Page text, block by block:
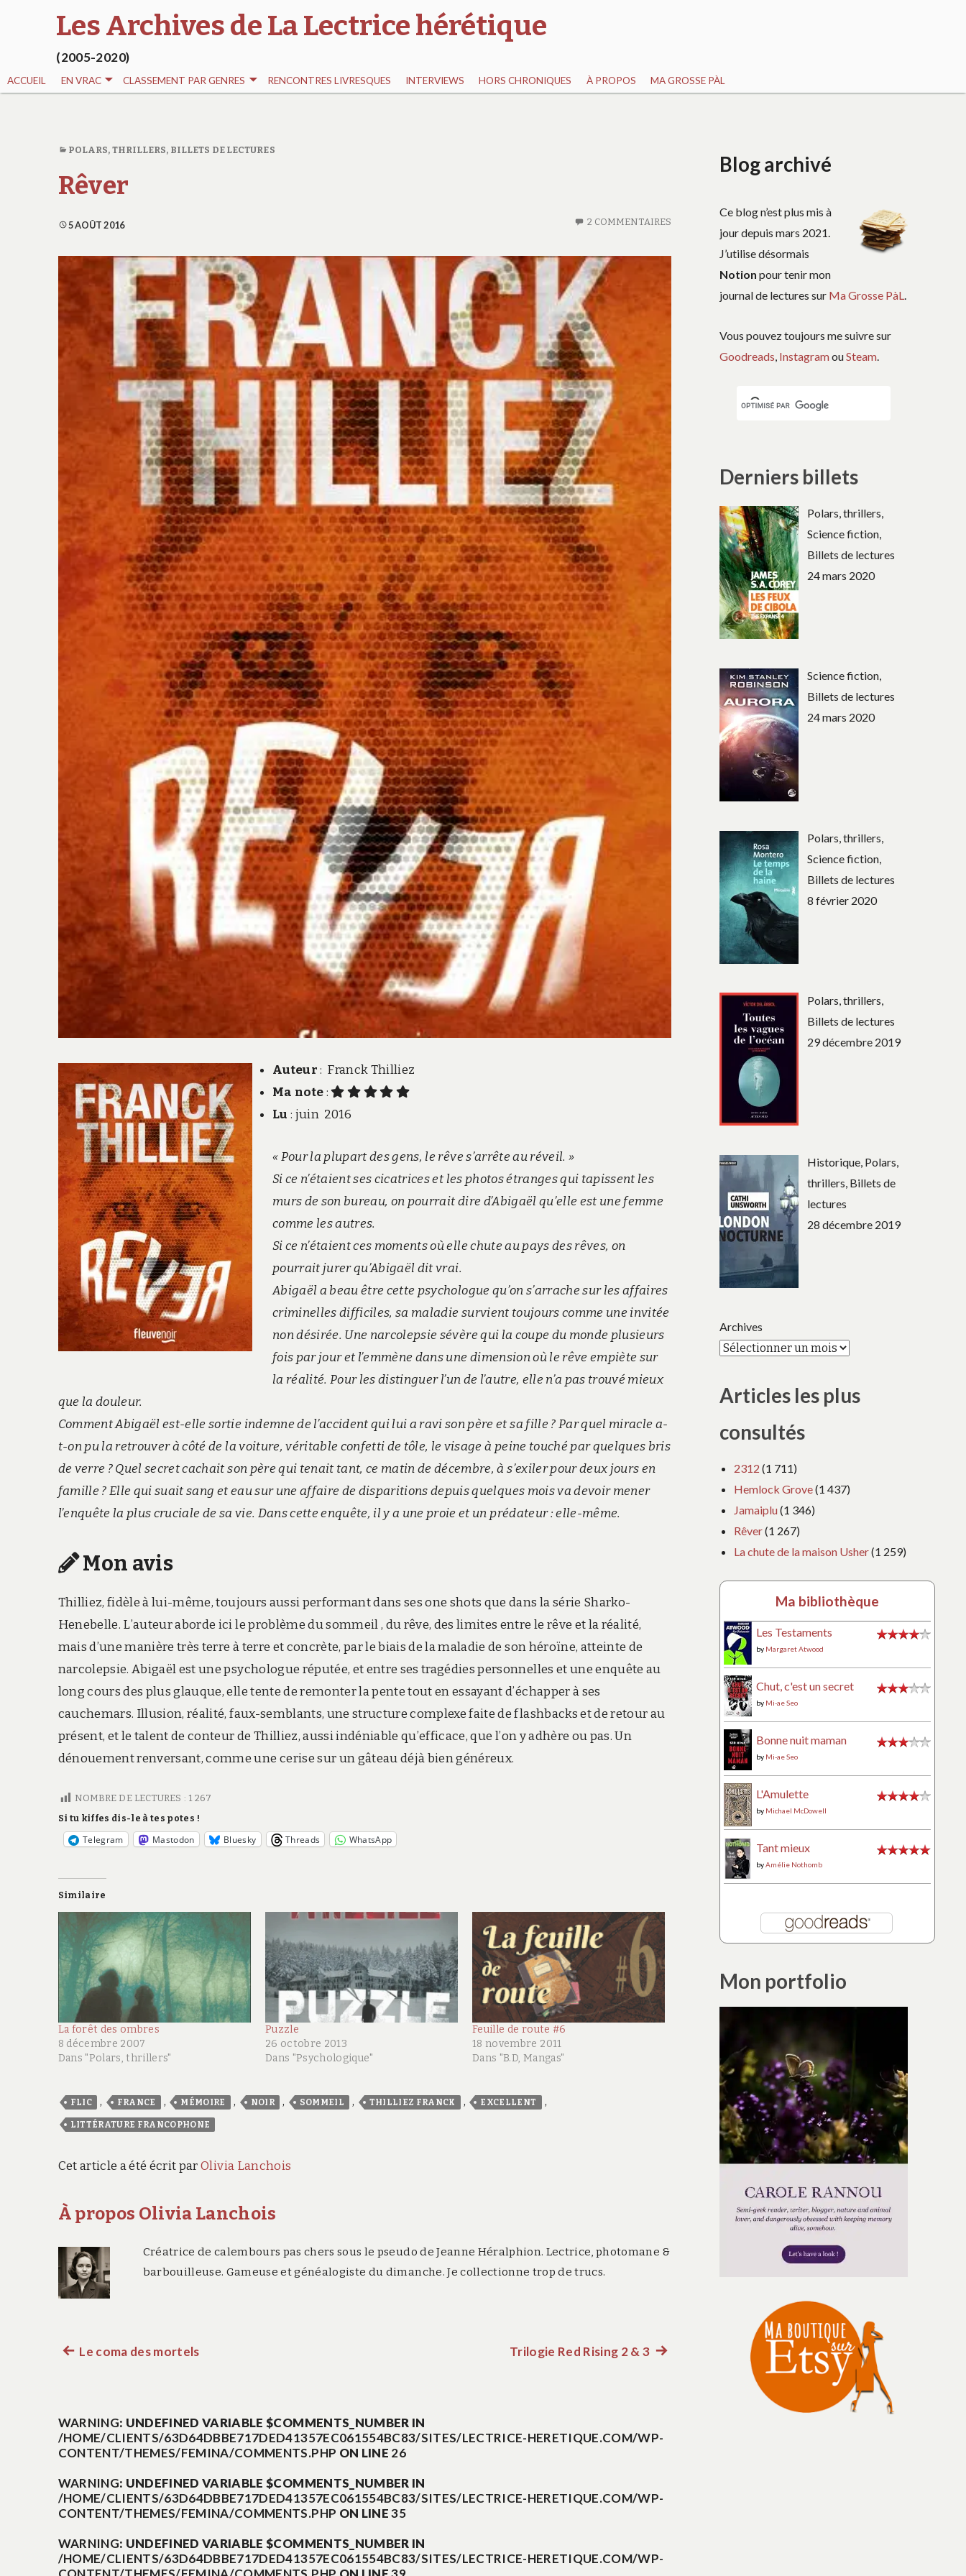
Les Archives de La Lectrice hérétique
(2005-2020)
ACCUEIL EN VRAC CLASSEMENT PAR GENRES RENCONTRES LIVRESQUES INTERVIEWS HORS CHRONIQUES À PROPOS MA GROSSE PÀL
POLARS, THRILLERS, BILLETS DE LECTURES
Rêver
5 AOÛT 2016 2 COMMENTAIRES
Auteur: Franck Thilliez
Ma note:
Lu : juin 2016
« Pour la plupart des gens, le rêve s’arrête au réveil. »
Si ce n’étaient ses cicatrices et les photos étranges qui tapissent les
murs de son bureau, on pourrait dire d’Abigaël qu’elle est une femme
comme les autres.
Si ce n’étaient ces moments où elle chute au pays des rêves, on
pourrait jurer qu’Abigaël dit vrai.
Abigaël a beau être cette psychologue qu’on s’arrache sur les affaires
criminelles difficiles, sa maladie survient toujours comme une invitée
non désirée. Une narcolepsie sévère qui la coupe du monde plusieurs
fois par jour et l’emmène dans une dimension où le rêve empiète sur
la réalité. Pour les distinguer l’un de l’autre, elle n’a pas trouvé mieux
que la douleur.
Comment Abigaël est-elle sortie indemne de l’accident qui lui a ravi son père et sa fille ? Par quel miracle a-
t-on pu la retrouver à côté de la voiture, véritable confetti de tôle, le visage à peine touché par quelques bris
de verre ? Quel secret cachait son père qui tenait tant, ce matin de décembre, à s’exiler pour deux jours en
famille ? Elle qui suait sang et eau sur une affaire de disparitions depuis quelques mois va devoir mener
l’enquête la plus cruciale de sa vie. Dans cette enquête, il y a une proie et un prédateur : elle-même.
Mon avis
Thilliez, fidèle à lui-même, toujours aussi performant dans ses one shots que dans la série Sharko-
Henebelle. L’auteur aborde ici le problème du sommeil , du rêve, des limites entre le rêve et la réalité,
mais d’une manière très terre à terre et concrète, par le biais de la maladie de son héroïne, atteinte de
narcolepsie. Abigaël est une psychologue réputée, et entre ses tragédies personnelles et une enquête au
long cours des plus glauque, elle tente de remonter la pente tout en essayant d’échapper à ses
cauchemars. Illusion, réalité, faux-semblants, une structure complexe faite de flashbacks et de retour au
présent, et le talent de conteur de Thilliez, aussi indéniable qu’efficace, que l’on y adhère ou pas. Un
dénouement renversant, comme une cerise sur un gâteau déjà bien généreux.
NOMBRE DE LECTURES : 1 267
Si tu kiffes dis-le à tes potes !
Telegram Mastodon Bluesky Threads WhatsApp
Similaire
La forêt des ombres
8 décembre 2007
Dans "Polars, thrillers"
Puzzle
26 octobre 2013
Dans "Psychologique"
Feuille de route #6
18 novembre 2011
Dans "B.D, Mangas"
FLIC , FRANCE , MÉMOIRE , NOIR , SOMMEIL , THILLIEZ FRANCK , EXCELLENT ,
LITTÉRATURE FRANCOPHONE
Cet article a été écrit parOlivia Lanchois
À propos Olivia Lanchois
Créatrice de calembours pas chers sous le pseudo de Jeanne Héralphion. Lectrice, photomane &
barbouilleuse. Gameuse et généalogiste du dimanche. Je collectionne trop de trucs.
l’article
Article
Le coma des mortels Trilogie Red Rising 2 & 3 Article
WARNING: UNDEFINED VARIABLE $COMMENTS_NUMBER IN
/HOME/CLIENTS/63D64DBBE717DED41357EC061554BC83/SITES/LECTRICE-HERETIQUE.COM/WP-
CONTENT/THEMES/FEMINA/COMMENTS.PHP ON LINE 26
WARNING: UNDEFINED VARIABLE $COMMENTS_NUMBER IN
/HOME/CLIENTS/63D64DBBE717DED41357EC061554BC83/SITES/LECTRICE-HERETIQUE.COM/WP-
CONTENT/THEMES/FEMINA/COMMENTS.PHP ON LINE35
WARNING: UNDEFINED VARIABLE $COMMENTS_NUMBER IN
/HOME/CLIENTS/63D64DBBE717DED41357EC061554BC83/SITES/LECTRICE-HERETIQUE.COM/WP-
Blog archivé
Ce blog n’est plus mis à
jour depuis mars 2021.
J’utilise désormais
Notion pour tenir mon
journal de lectures sur Ma Grosse PàL.
Vous pouvez toujours me suivre sur
Goodreads, InstagramouSteam.
Derniers billets
Polars, thrillers,
Science fiction,
Billets de lectures
24 mars 2020
Science fiction,
Billets de lectures
24 mars 2020
Polars, thrillers,
Science fiction,
Billets de lectures
8 février 2020
Polars, thrillers,
Billets de lectures
29 décembre 2019
Historique, Polars,
thrillers, Billets de
lectures
28 décembre 2019
Archives
Articles les plus
consultés
2312 (1 711)
Hemlock Grove(1 437)
Jamaiplu(1 346)
Rêver(1 267)
La chute de la maison Usher(1 259)
Ma bibliothèque
Les Testaments
by Margaret Atwood
Chut, c'est un secret
by Mi-ae Seo
Bonne nuit maman
by Mi-ae Seo
L'Amulette
by Michael McDowell
Tant mieux
byAmélie Nothomb
Mon portfolio